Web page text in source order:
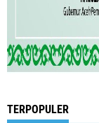
TERPOPULER